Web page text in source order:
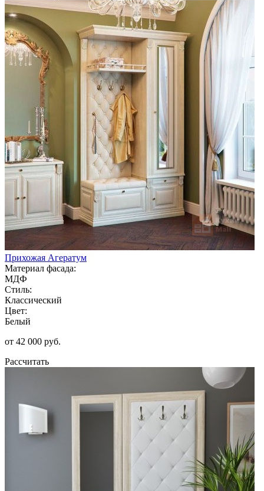
Прихожая Агератум
Материал фасада:
МДФ
Стиль:
Классический
Цвет:
Белый
от 42 000 руб.
Рассчитать